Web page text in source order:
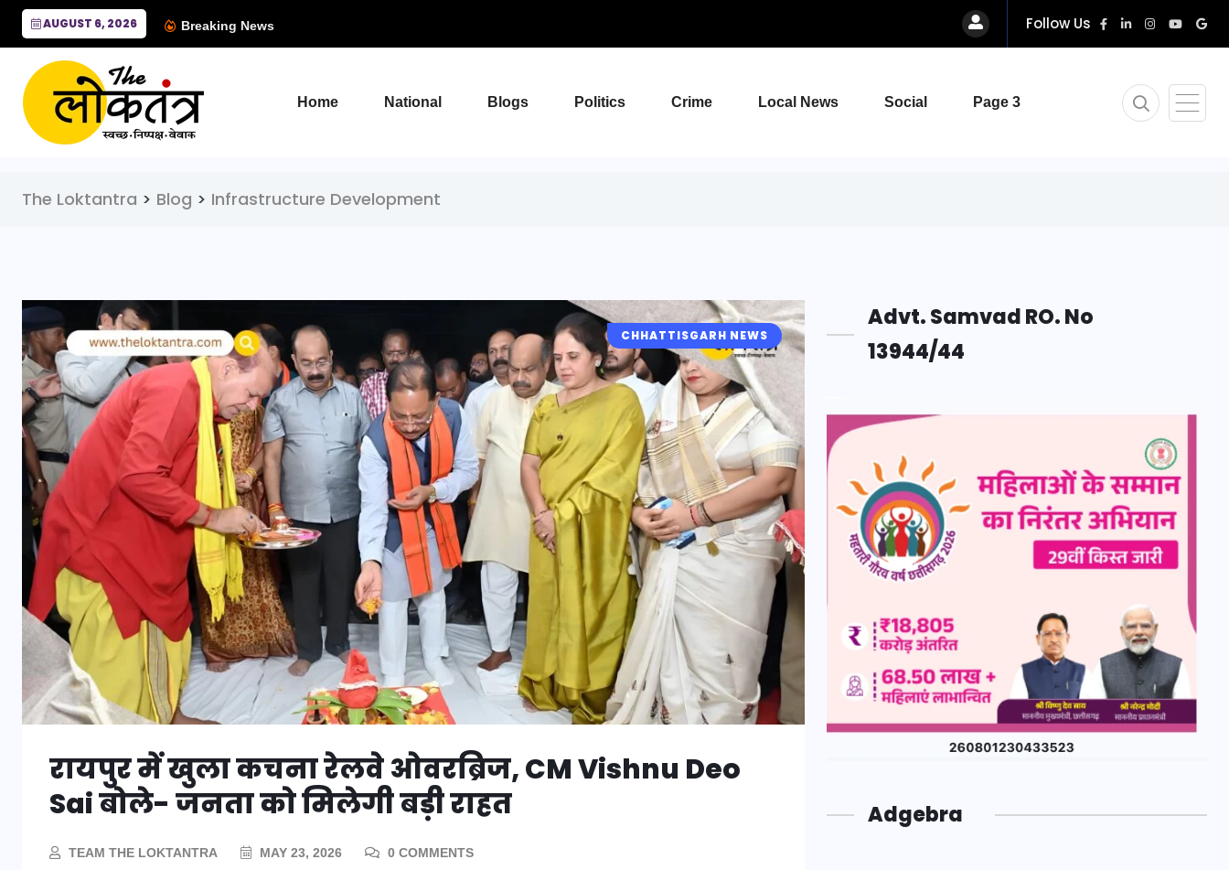
AUGUST 6, 2026 Breaking News Follow Us
Home National Blogs Politics Crime Local News Social Page 3
The Loktantra > Blog > Infrastructure Development
CHHATTISGARH NEWS
रायपुर में खुला कचना रेलवे ओवरब्रिज, CM Vishnu Deo
Sai बोले- जनता को मिलेगी बड़ी राहत
TEAM THE LOKTANTRA MAY 23, 2026 0 COMMENTS
Advt. Samvad RO. No
13944/44
Adgebra